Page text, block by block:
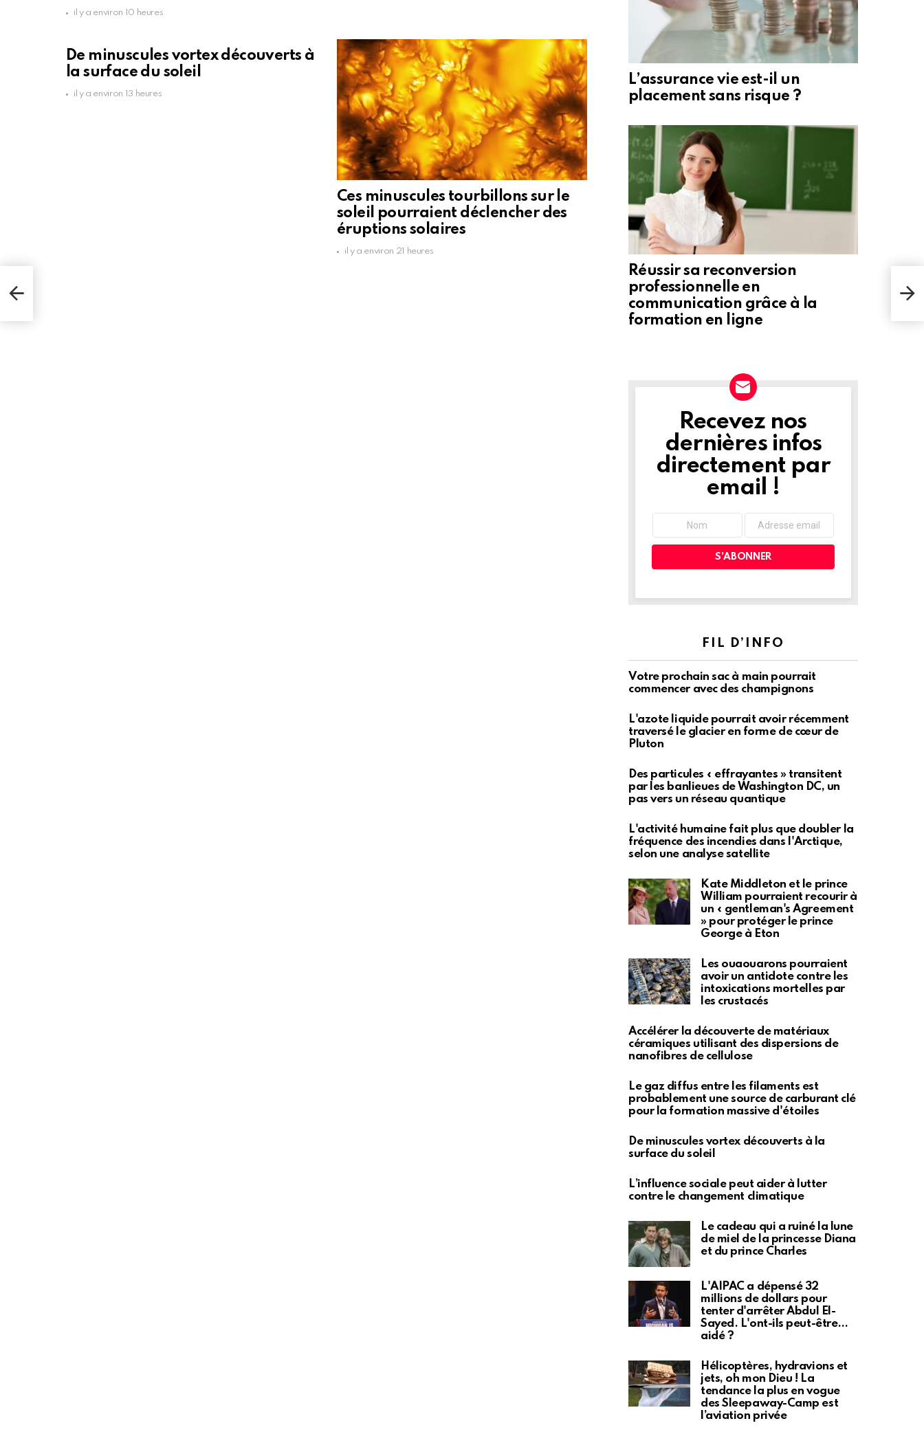
il y a environ 10 heures
De minuscules vortex découverts à
la surface du soleil
il y a environ 13 heures
Ces minuscules tourbillons sur le
soleil pourraient déclencher des
éruptions solaires
il y a environ 21 heures
L’assurance vie est-il un
placement sans risque ?
Réussir sa reconversion
professionnelle en
communication grâce à la
formation en ligne
NEWSLETTER
Recevez nos
dernières infos
directement par
email !
FIL D’INFO
Votre prochain sac à main pourrait
commencer avec des champignons
L'azote liquide pourrait avoir récemment
traversé le glacier en forme de cœur de
Pluton
Des particules « effrayantes » transitent
par les banlieues de Washington DC, un
pas vers un réseau quantique
L'activité humaine fait plus que doubler la
fréquence des incendies dans l'Arctique,
selon une analyse satellite
Kate Middleton et le prince
William pourraient recourir à
un « gentleman's Agreement
» pour protéger le prince
George à Eton
Les ouaouarons pourraient
avoir un antidote contre les
intoxications mortelles par
les crustacés
Accélérer la découverte de matériaux
céramiques utilisant des dispersions de
nanofibres de cellulose
Le gaz diffus entre les filaments est
probablement une source de carburant clé
pour la formation massive d'étoiles
De minuscules vortex découverts à la
surface du soleil
L’influence sociale peut aider à lutter
contre le changement climatique
Le cadeau qui a ruiné la lune
de miel de la princesse Diana
et du prince Charles
L'AIPAC a dépensé 32
millions de dollars pour
tenter d'arrêter Abdul El-
Sayed. L'ont-ils peut-être…
aidé ?
Hélicoptères, hydravions et
jets, oh mon Dieu ! La
tendance la plus en vogue
des Sleepaway-Camp est
l’aviation privée